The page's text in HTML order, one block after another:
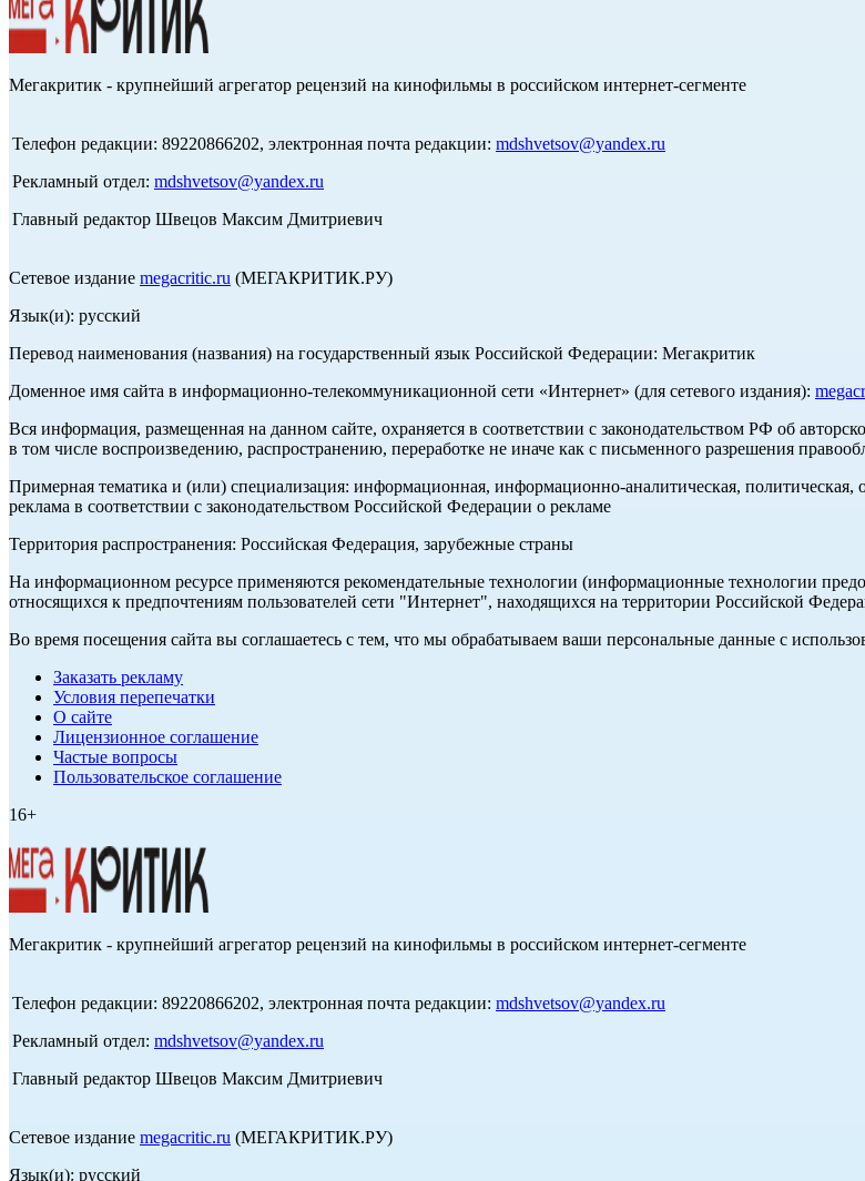
Мегакритик - крупнейший агрегатор рецензий на кинофильмы в российском интернет-сегменте
Телефон редакции: 89220866202, электронная почта редакции: mdshvetsov@yandex.ru
Рекламный отдел: mdshvetsov@yandex.ru
Главный редактор Швецов Максим Дмитриевич
Сетевое издание megacritic.ru (МЕГАКРИТИК.РУ)
Язык(и): русский
Перевод наименования (названия) на государственный язык Российской Федерации: Мегакритик
Доменное имя сайта в информационно-телекоммуникационной сети «Интернет» (для сетевого издания):
Вся информация, размещенная на данном сайте, охраняется в соответствии с законодательством РФ об
в том числе воспроизведению, распространению, переработке не иначе как с письменного разрешения
Примерная тематика и (или) специализация: информационная, информационно-аналитическая, политическая,
реклама в соответствии с законодательством Российской Федерации о рекламе
Территория распространения: Российская Федерация, зарубежные страны
На информационном ресурсе применяются рекомендательные технологии (информационные технологии
относящихся к предпочтениям пользователей сети "Интернет", находящихся на территории Российской
Во время посещения сайта вы соглашаетесь с тем, что мы обрабатываем ваши персональные данные с
Заказать рекламу
Условия перепечатки
О сайте
Лицензионное соглашение
Частые вопросы
Пользовательское соглашение
16+
Мегакритик - крупнейший агрегатор рецензий на кинофильмы в российском интернет-сегменте
Телефон редакции: 89220866202, электронная почта редакции: mdshvetsov@yandex.ru
Рекламный отдел: mdshvetsov@yandex.ru
Главный редактор Швецов Максим Дмитриевич
Сетевое издание megacritic.ru (МЕГАКРИТИК.РУ)
Язык(и): русский